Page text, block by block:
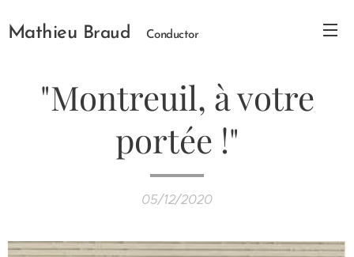
Mathieu Braud Conductor
"Montreuil, à votre
portée !"
05/12/2020